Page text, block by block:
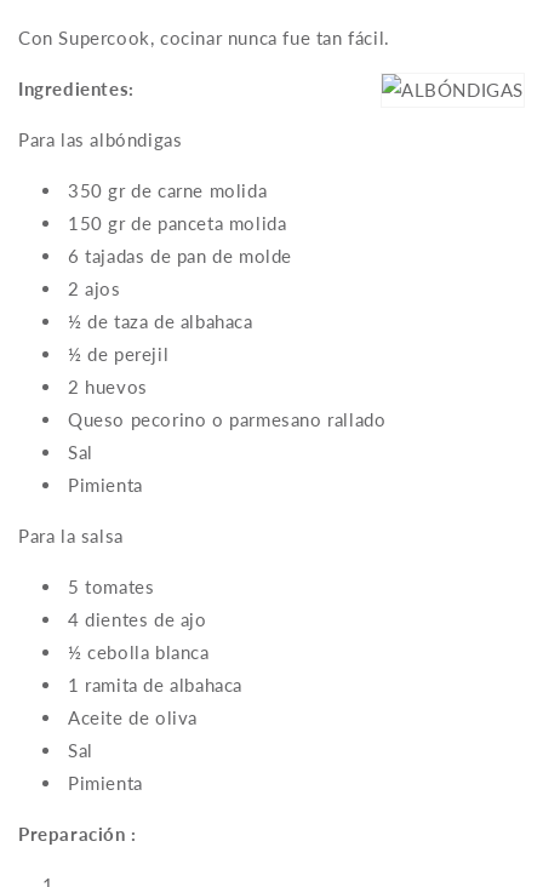
Con Supercook, cocinar nunca fue tan fácil.
Ingredientes:
Para las albóndigas
350 gr de carne molida
150 gr de panceta molida
6 tajadas de pan de molde
2 ajos
½ de taza de albahaca
½ de perejil
2 huevos
Queso pecorino o parmesano rallado
Sal
Pimienta
Para la salsa
5 tomates
4 dientes de ajo
½ cebolla blanca
1 ramita de albahaca
Aceite de oliva
Sal
Pimienta
Preparación :